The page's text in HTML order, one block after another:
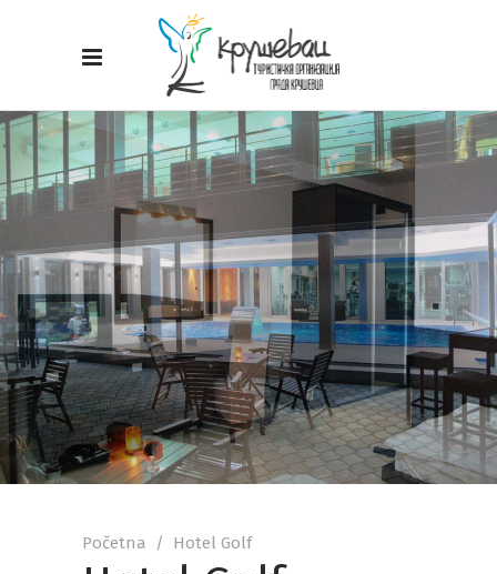
Početna / Hotel Golf